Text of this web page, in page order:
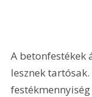
A betonfestékek
lesznek